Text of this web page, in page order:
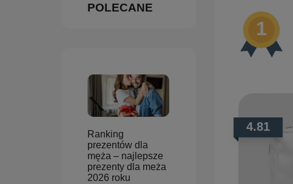
POLECANE
Ranking
prezentów dla
męża – najlepsze
prezenty dla meża
2026 roku
4.81